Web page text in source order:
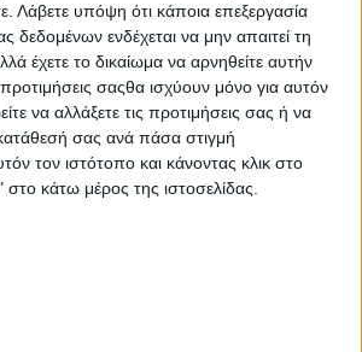
Λάβετε υπόψη ότι κάποια επεξεργασία
ενδέχεται να μην απαιτεί τη
έχετε το δικαίωμα να αρνηθείτε αυτήν
σαςθα ισχύουν μόνο για αυτόν
να αλλάξετε τις προτιμήσεις σας ή να
σας ανά πάσα στιγμή
τον ιστότοπο και κάνοντας κλικ στο
κάτω μέρος της ιστοσελίδας.